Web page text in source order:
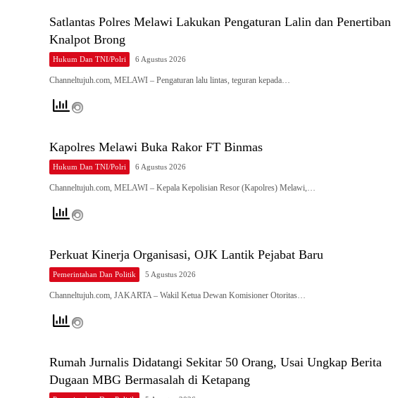
Satlantas Polres Melawi Lakukan Pengaturan Lalin dan Penertiban
Knalpot Brong
Hukum Dan TNI/Polri 6 Agustus 2026
Channeltujuh.com, MELAWI – Pengaturan lalu lintas, teguran kepada…
Kapolres Melawi Buka Rakor FT Binmas
Hukum Dan TNI/Polri 6 Agustus 2026
Channeltujuh.com, MELAWI – Kepala Kepolisian Resor (Kapolres) Melawi,…
Perkuat Kinerja Organisasi, OJK Lantik Pejabat Baru
Pemerintahan Dan Politik 5 Agustus 2026
Channeltujuh.com, JAKARTA – Wakil Ketua Dewan Komisioner Otoritas…
Rumah Jurnalis Didatangi Sekitar 50 Orang, Usai Ungkap Berita
Dugaan MBG Bermasalah di Ketapang